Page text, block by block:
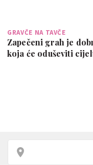
GRAVČE NA TAVČE
Zapečeni grah je
koja će oduševiti